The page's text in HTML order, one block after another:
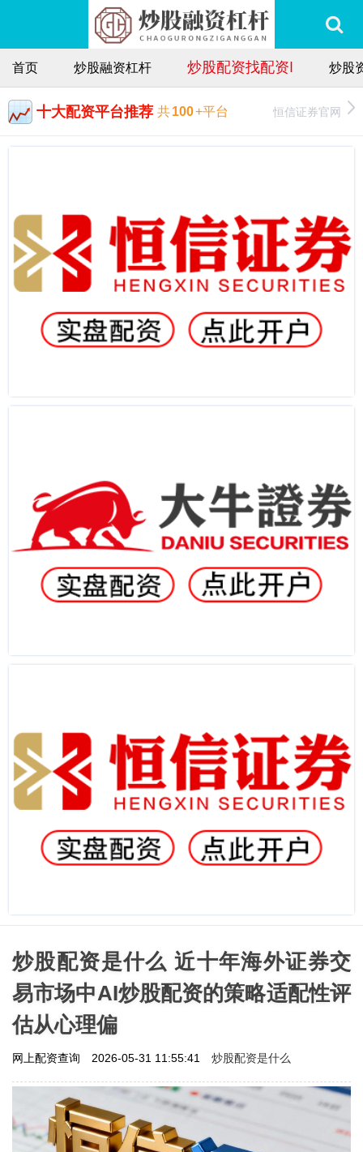
首页 炒股融资杠杆 炒股配资找配资I 炒股
十大配资平台推荐 共100+平台 恒信证券官网
炒股配资是什么 近十年海外证券交
易市场中AI炒股配资的策略适配性评
估从心理偏
网上配资查询 2026-05-31 11:55:41 炒股配资是什么